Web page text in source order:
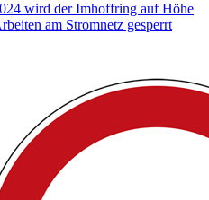
wird der Imhoffring auf Höhe
am Stromnetz gesperrt